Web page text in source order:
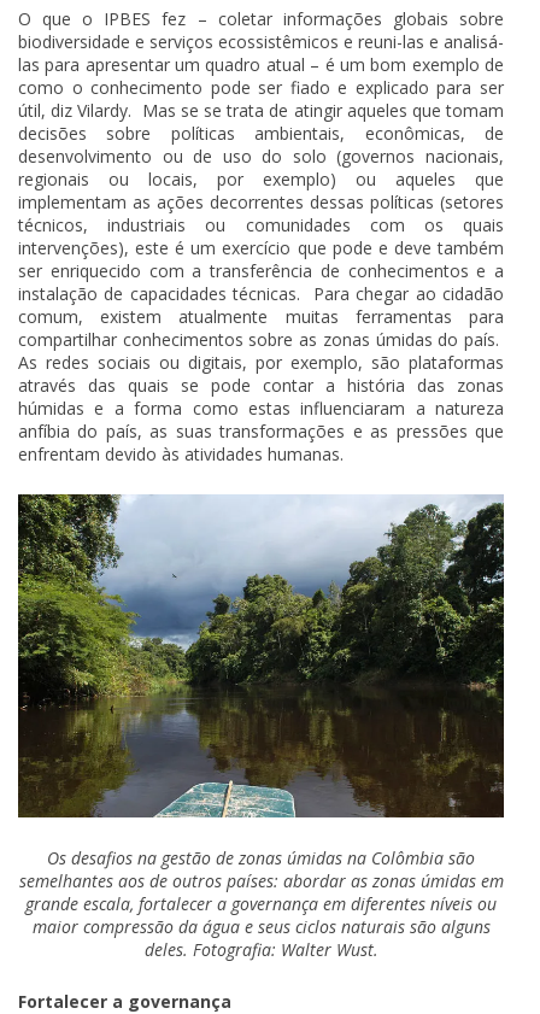
O que o IPBES fez – coletar informações globais sobre
biodiversidade e serviços ecossistêmicos e reuni-las e analisá-
las para apresentar um quadro atual – é um bom exemplo de
como o conhecimento pode ser fiado e explicado para ser
útil, diz Vilardy. Mas se se trata de atingir aqueles que tomam
decisões sobre políticas ambientais, econômicas, de
desenvolvimento ou de uso do solo (governos nacionais,
regionais ou locais, por exemplo) ou aqueles que
implementam as ações decorrentes dessas políticas (setores
técnicos, industriais ou comunidades com os quais
intervenções), este é um exercício que pode e deve também
ser enriquecido com a transferência de conhecimentos e a
instalação de capacidades técnicas. Para chegar ao cidadão
comum, existem atualmente muitas ferramentas para
compartilhar conhecimentos sobre as zonas úmidas do país.
As redes sociais ou digitais, por exemplo, são plataformas
através das quais se pode contar a história das zonas
húmidas e a forma como estas influenciaram a natureza
anfíbia do país, as suas transformações e as pressões que
enfrentam devido às atividades humanas.
Os desafios na gestão de zonas úmidas na Colômbia são
semelhantes aos de outros países: abordar as zonas úmidas em
grande escala, fortalecer a governança em diferentes níveis ou
maior compressão da água e seus ciclos naturais são alguns
deles. Fotografia: Walter Wust.
Fortalecer a governança